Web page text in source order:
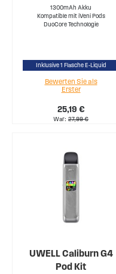
1300mAh Akku
Kompatible mit iVeni Pods
DuoCore Technologie
Inklusive 1 Flasche E-Liquid
25,19 €
War 27,99 €
Bewerten Sie als
Erster
UWELL Caliburn G4
Pod Kit